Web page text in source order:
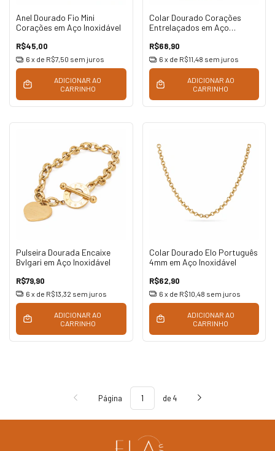
Anel Dourado Fio Mini
Corações em Aço Inoxidável
R$45,00
6 x de R$7,50 sem juros
ADICIONAR AO
CARRINHO
Colar Dourado Corações
Entrelaçados em Aço
R$68,90
6 x de R$11,48 sem juros
ADICIONAR AO
CARRINHO
Pulseira Dourada Encaixe
Bvlgari em Aço Inoxidável
R$79,90
6 x de R$13,32 sem juros
ADICIONAR AO
CARRINHO
Colar Dourado Elo Português
4mm em Aço Inoxidável
R$62,90
6 x de R$10,48 sem juros
ADICIONAR AO
CARRINHO
Página de 4